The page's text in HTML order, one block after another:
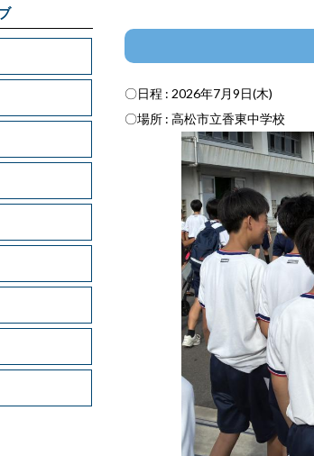
〇日程 : 2026年7月9日(木)
〇場所 : 高松市立香東中学校